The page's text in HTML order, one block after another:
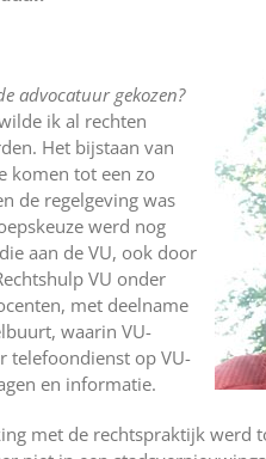
advocatuur gekozen?
ik al rechten
Het bijstaan van
komen tot een zo
de regelgeving was
werd nog
aan de VU, ook door
VU onder
met deelname
waarin VU-
telefoondienst op VU-
en informatie.
met de rechtspraktijk